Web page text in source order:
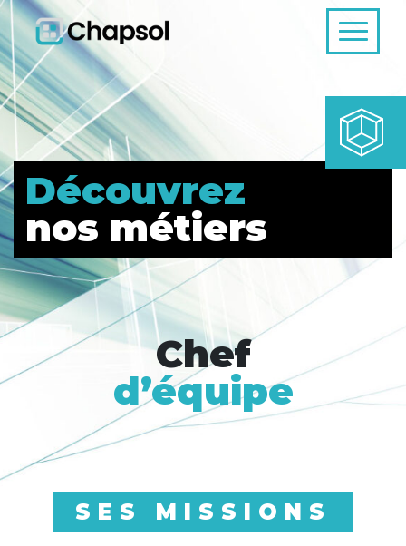
Découvrez
nos métiers
Chef
d’équipe
SES MISSIONS